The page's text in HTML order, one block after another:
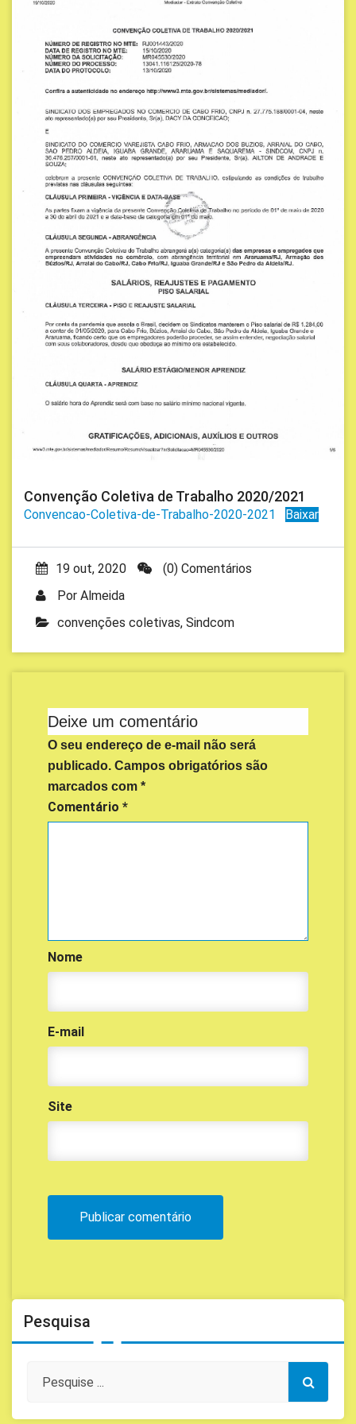
Convenção Coletiva de Trabalho 2020/2021
Convencao-Coletiva-de-Trabalho-2020-2021 Baixar
19 out, 2020
(0) Comentários
Por Almeida
convenções coletivas, Sindcom
Deixe um comentário
O seu endereço de e-mail não será
publicado. Campos obrigatórios são
marcados com *
Comentário *
Nome
E-mail
Site
Pesquisa